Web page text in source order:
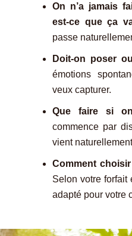
On n’a jamais
est-ce que ça
passe
Doit-on poser
émotions
veux capturer.
Que faire si
commence par
vient
Comment
Selon votre forfait
adapté pour votre